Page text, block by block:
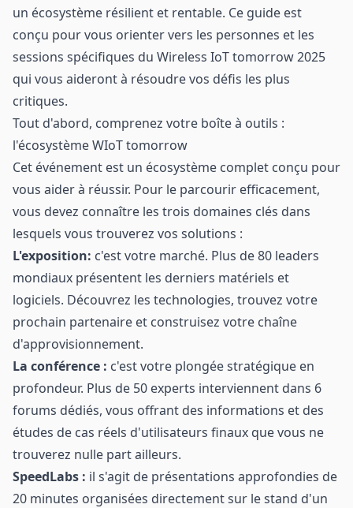
un écosystème résilient et rentable. Ce guide est
conçu pour vous orienter vers les personnes et les
sessions spécifiques du Wireless IoT tomorrow 2025
qui vous aideront à résoudre vos défis les plus
critiques.
Tout d'abord, comprenez votre boîte à outils :
l'écosystème WIoT tomorrow
Cet événement est un écosystème complet conçu pour
vous aider à réussir. Pour le parcourir efficacement,
vous devez connaître les trois domaines clés dans
lesquels vous trouverez vos solutions :
L'exposition: c'est votre marché. Plus de 80 leaders
mondiaux présentent les derniers matériels et
logiciels. Découvrez les technologies, trouvez votre
prochain partenaire et construisez votre chaîne
d'approvisionnement.
La conférence : c'est votre plongée stratégique en
profondeur. Plus de 50 experts interviennent dans 6
forums dédiés, vous offrant des informations et des
études de cas réels d'utilisateurs finaux que vous ne
trouverez nulle part ailleurs.
SpeedLabs : il s'agit de présentations approfondies de
20 minutes organisées directement sur le stand d'un